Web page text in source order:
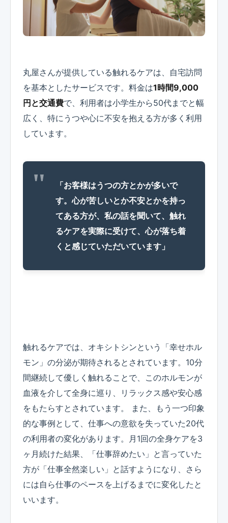
丸屋さんが提供している触れるケアは、自宅訪問
を基本としたサービスです。料金は1時間9,000
円と交通費で、利用者は小学生から50代までと幅
広く、特にうつや心に不安を抱える方が多く利用
しています。
「お客様はうつの方とかが多いで
す。心が苦しいとか不安とかを持っ
てある方が、私の話を聞いて、触れ
るケアを実際に受けて、心が落ち着
くと感じていただいています」
触れるケアでは、オキシトシンという「幸せホル
モン」の分泌が期待されるとされています。10分
間継続して優しく触れることで、このホルモンが
血液を介して全身に巡り、リラックス感や安心感
をもたらすとされています。 また、もう一つ印象
的な事例として、仕事への意欲を失っていた20代
の利用者の変化があります。月1回の全身ケアを3
ヶ月続けた結果、「仕事辞めたい」と言っていた
方が「仕事全然楽しい」と話すようになり、さら
には自ら仕事のペースを上げるまでに変化したと
いいます。